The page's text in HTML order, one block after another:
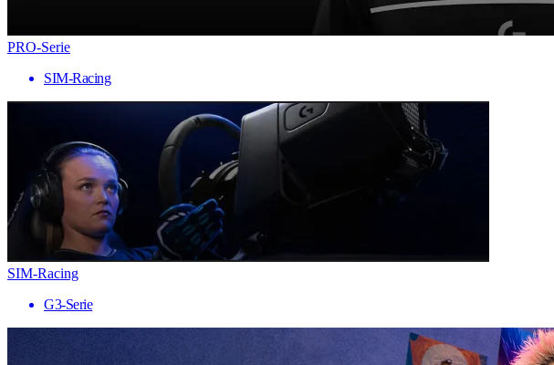
PRO-Serie
SIM-Racing
SIM-Racing
G3-Serie